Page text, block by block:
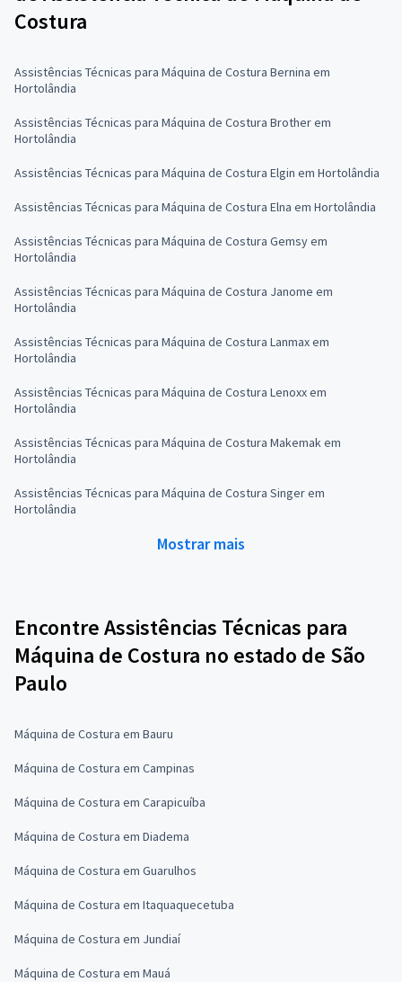
Costura
Assistências Técnicas para Máquina de Costura Bernina em
Hortolândia
Assistências Técnicas para Máquina de Costura Brother em
Hortolândia
Assistências Técnicas para Máquina de Costura Elgin em Hortolândia
Assistências Técnicas para Máquina de Costura Elna em Hortolândia
Assistências Técnicas para Máquina de Costura Gemsy em
Hortolândia
Assistências Técnicas para Máquina de Costura Janome em
Hortolândia
Assistências Técnicas para Máquina de Costura Lanmax em
Hortolândia
Assistências Técnicas para Máquina de Costura Lenoxx em
Hortolândia
Assistências Técnicas para Máquina de Costura Makemak em
Hortolândia
Assistências Técnicas para Máquina de Costura Singer em
Hortolândia
Mostrar mais
Encontre Assistências Técnicas para
Máquina de Costura no estado de São
Paulo
Máquina de Costura em Bauru
Máquina de Costura em Campinas
Máquina de Costura em Carapicuíba
Máquina de Costura em Diadema
Máquina de Costura em Guarulhos
Máquina de Costura em Itaquaquecetuba
Máquina de Costura em Jundiaí
Máquina de Costura em Mauá